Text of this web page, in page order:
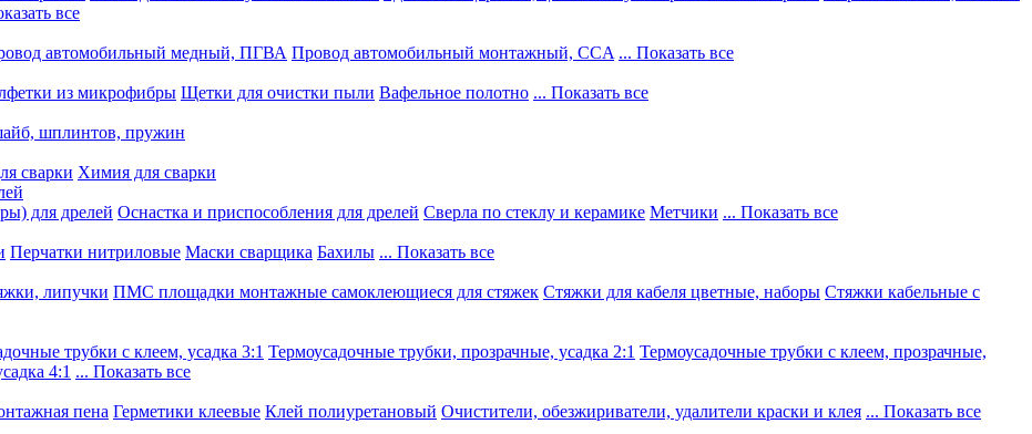
все
автомобильный медный, ПГВА Провод автомобильный монтажный, CCA ... Показать все
из микрофибры Щетки для очистки пыли Вафельное полотно ... Показать все
шплинтов, пружин
сварки Химия для сварки
для дрелей Оснастка и приспособления для дрелей Сверла по стеклу и керамике Метчики ... Показать все
Перчатки нитриловые Маски сварщика Бахилы ... Показать все
липучки ПМС площадки монтажные самоклеющиеся для стяжек Стяжки для кабеля цветные, наборы Стяжки кабельные с
трубки с клеем, усадка 3:1 Термоусадочные трубки, прозрачные, усадка 2:1 Термоусадочные трубки с клеем, прозрачные,
4:1 ... Показать все
пена Герметики клеевые Клей полиуретановый Очистители, обезжириватели, удалители краски и клея ... Показать все